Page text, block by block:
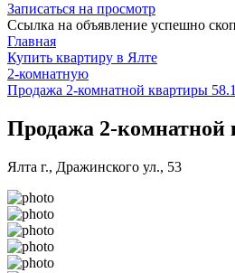
Записаться на просмотр
Ссылка на объявление успешно
Главная
Купить квартиру в Ялте
2-комнатную
Продажа 2-комнатной квартиры
Продажа 2-комнатной
Ялта г., Дражинского ул., 53